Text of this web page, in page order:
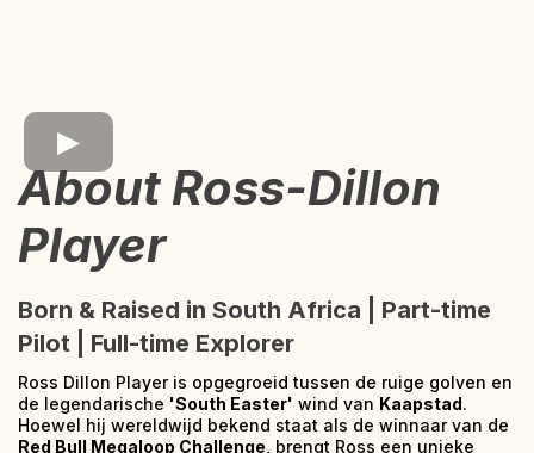
About Ross-Dillon
Player
Born & Raised in South Africa | Part-time
Pilot | Full-time Explorer
Ross Dillon Player is opgegroeid tussen de ruige golven en
de legendarische 'South Easter' wind van Kaapstad.
Hoewel hij wereldwijd bekend staat als de winnaar van de
Red Bull Megaloop Challenge , brengt Ross een unieke